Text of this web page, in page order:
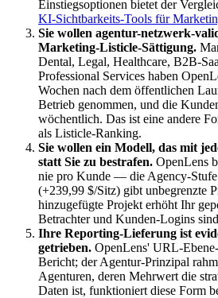
Einstiegsoptionen bietet der
KI-Sichtbarkeits-Tools für
Sie wollen agentur-netzwerk-
Marketing-Listicle-Sättigung.
Dental, Legal, Healthcare, B2B-
Professional Services haben
Wochen nach dem öffentlichen
Betrieb genommen, und die
wöchentlich. Das ist eine andere
als Listicle-Ranking.
Sie wollen ein Modell, das mit
statt Sie zu bestrafen. OpenLens
nie pro Kunde — die Agency-
(+239,99 $/Sitz) gibt unbegrenzte
hinzugefügte Projekt erhöht Ihr
Betrachter und Kunden-Logins
Ihre Reporting-Lieferung ist
getrieben. OpenLens' URL-
Bericht; der Agentur-Prinzipal
Agenturen, deren Mehrwert die
Daten ist, funktioniert diese Form